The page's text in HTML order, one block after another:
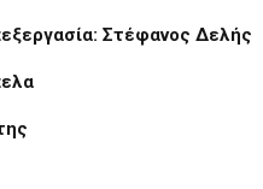
Στέφανος Δελής